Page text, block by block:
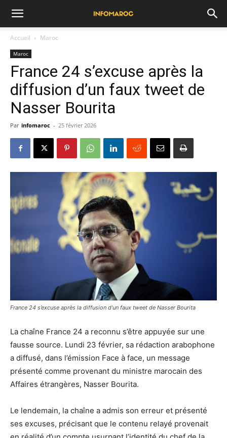
Accueil Maroc
Maroc
France 24 s’excuse après la
diffusion d’un faux tweet de
Nasser Bourita
Par infomaroc - 25 février 2026
France 24 s’excuse après la diffusion d’un faux tweet de Nasser Bourita
La chaîne France 24 a reconnu s’être appuyée sur une
fausse source. Lundi 23 février, sa rédaction arabophone
a diffusé, dans l’émission Face à face, un message
présenté comme provenant du ministre marocain des
Affaires étrangères, Nasser Bourita.
Le lendemain, la chaîne a admis son erreur et présenté
ses excuses, précisant que le contenu relayé provenait